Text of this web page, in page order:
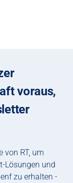
voraus,
von RT, um
Lösungen und
zu erhalten -